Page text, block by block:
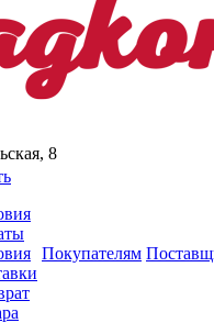
8
Покупателям